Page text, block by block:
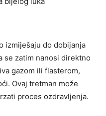
izmiješaju do dobijanja
se zatim nanosi direktno
gazom ili flasterom,
Ovaj tretman može
proces ozdravljenja.